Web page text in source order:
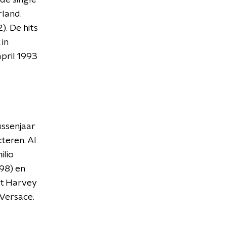
De hits
in
1993
Al
en
Harvey